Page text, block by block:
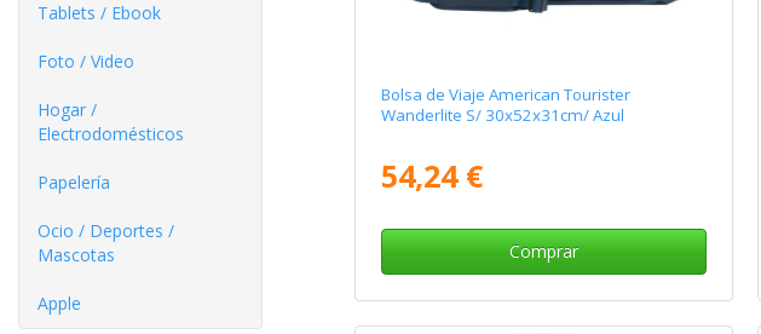
Tablets / Ebook
Foto / Video
Hogar /
Electrodomésticos
Papelería
Ocio / Deportes /
Mascotas
Apple
Bolsa de Viaje American Tourister
Wanderlite S/ 30x52x31cm/ Azul
54,24 €
Comprar